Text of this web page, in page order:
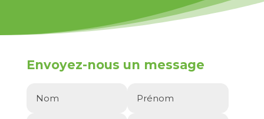
Envoyez-nous un message